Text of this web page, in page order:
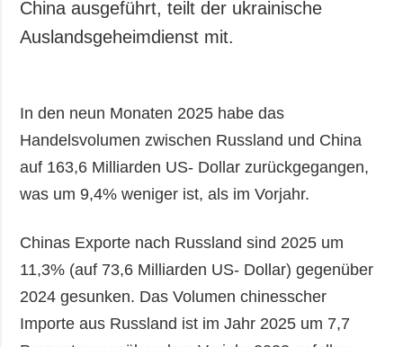
China ausgeführt, teilt der ukrainische
Auslandsgeheimdienst mit.
In den neun Monaten 2025 habe das
Handelsvolumen zwischen Russland und China
auf 163,6 Milliarden US- Dollar zurückgegangen,
was um 9,4% weniger ist, als im Vorjahr.
Chinas Exporte nach Russland sind 2025 um
11,3% (auf 73,6 Milliarden US- Dollar) gegenüber
2024 gesunken. Das Volumen chinesscher
Importe aus Russland ist im Jahr 2025 um 7,7